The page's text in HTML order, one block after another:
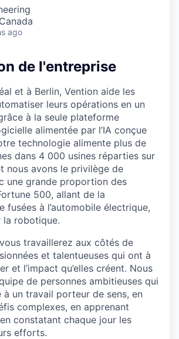
ago
de l'entreprise
et à Berlin, Vention aide les
leurs opérations en un
à la seule plateforme
alimentée par l’IA conçue
technologie alimente plus de
dans 4 000 usines réparties sur
nous avons le privilège de
une grande proportion des
500, allant de la
fusées à l’automobile électrique,
la robotique.
travaillerez aux côtés de
et talentueuses qui ont à
et l’impact qu’elles créent. Nous
de personnes ambitieuses qui
à un travail porteur de sens, en
complexes, en apprenant
constatant chaque jour les
efforts.